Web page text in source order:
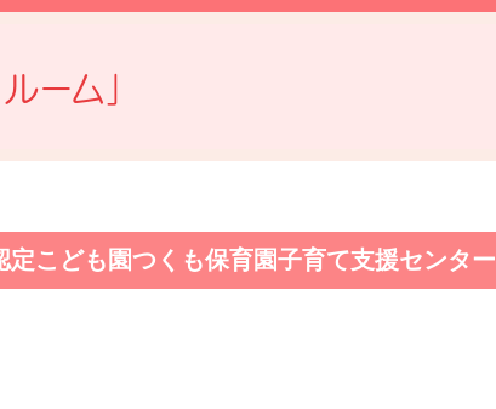
ーム」
定こども園つくも保育園子育て支援センター